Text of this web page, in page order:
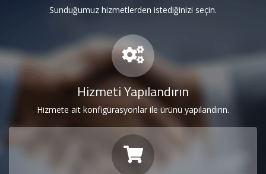
Adı
Hosting
Hosting
Sunduğumuz hizmetlerden istediğinizi seçin.
Hizmeti Yapılandırın
Hizmete ait konfigürasyonlar ile ürünü yapılandırın.